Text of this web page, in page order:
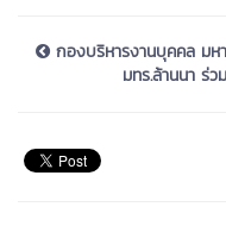
กองบริหารงานบุคคล มหา
มทร.ล้านนา ร่ว